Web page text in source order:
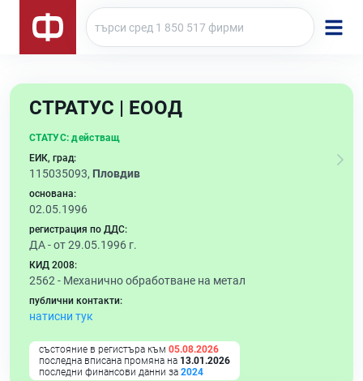
СТРАТУС | ЕООД
СТАТУС: действащ
ЕИК, град:
115035093, Пловдив
основана:
02.05.1996
регистрация по ДДС:
ДА - от 29.05.1996 г.
КИД 2008:
2562 - Механично обработване на метал
публични контакти:
натисни тук
състояние в регистъра към 05.08.2026
последна вписана промяна на 13.01.2026
последни финансови данни за 2024